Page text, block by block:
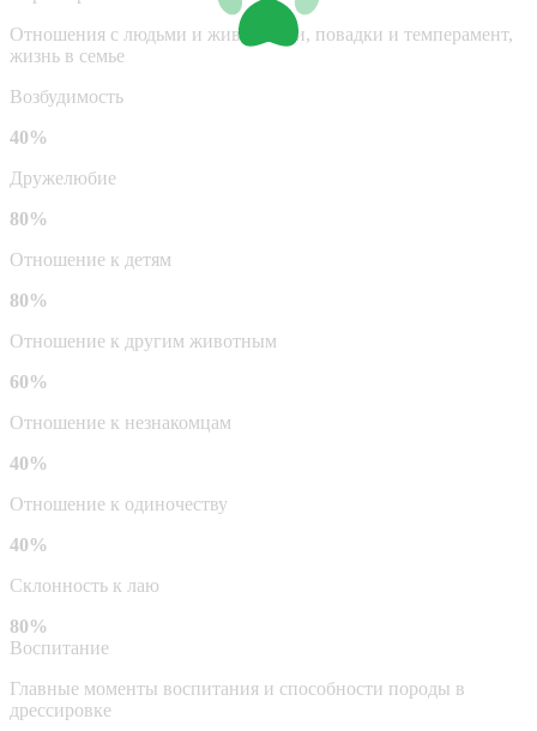
Отношения с людьми и животными, повадки и темперамент,
жизнь в семье
Возбудимость
40%
Дружелюбие
80%
Отношение к детям
80%
Отношение к другим животным
60%
Отношение к незнакомцам
40%
Отношение к одиночеству
40%
Склонность к лаю
80%
Воспитание
Главные моменты воспитания и способности породы в
дрессировке